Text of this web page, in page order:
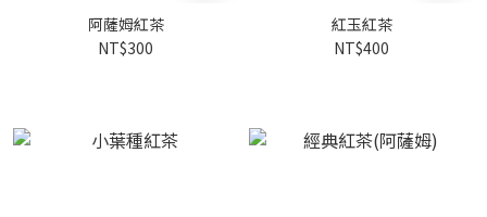
阿薩姆紅茶
NT$300
紅玉紅茶
NT$400